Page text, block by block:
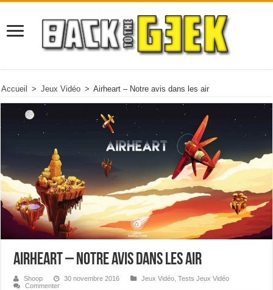
Accueil > Jeux Vidéo > Airheart – Notre avis dans les air
Airheart – Notre avis dans les air
Shoop 30 novembre 2016 Jeux Vidéo ,Tests Jeux Vidéo
Commenter